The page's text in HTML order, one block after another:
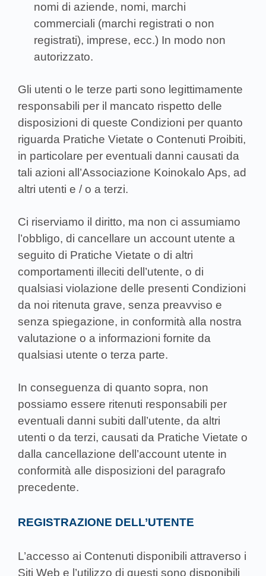
nomi di aziende, nomi, marchi
commerciali (marchi registrati o non
registrati), imprese, ecc.) In modo non
autorizzato.
Gli utenti o le terze parti sono legittimamente
responsabili per il mancato rispetto delle
disposizioni di queste Condizioni per quanto
riguarda Pratiche Vietate o Contenuti Proibiti,
in particolare per eventuali danni causati da
tali azioni all’Associazione Koinokalo Aps, ad
altri utenti e / o a terzi.
Ci riserviamo il diritto, ma non ci assumiamo
l’obbligo, di cancellare un account utente a
seguito di Pratiche Vietate o di altri
comportamenti illeciti dell’utente, o di
qualsiasi violazione delle presenti Condizioni
da noi ritenuta grave, senza preavviso e
senza spiegazione, in conformità alla nostra
valutazione o a informazioni fornite da
qualsiasi utente o terza parte.
In conseguenza di quanto sopra, non
possiamo essere ritenuti responsabili per
eventuali danni subiti dall’utente, da altri
utenti o da terzi, causati da Pratiche Vietate o
dalla cancellazione dell’account utente in
conformità alle disposizioni del paragrafo
precedente.
REGISTRAZIONE DELL’UTENTE
L’accesso ai Contenuti disponibili attraverso i
Siti Web e l’utilizzo di questi sono disponibili